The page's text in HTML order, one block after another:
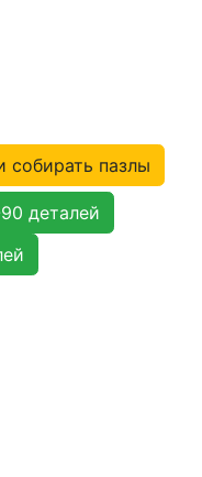
собирать пазлы
деталей